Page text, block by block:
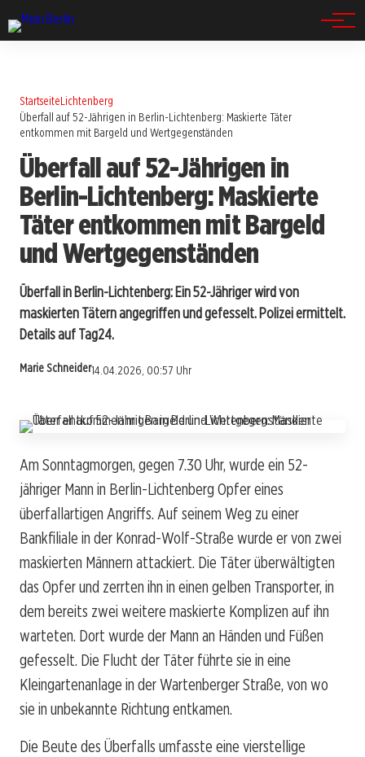
StartseiteLichtenberg
Überfall auf 52-Jährigen in Berlin-Lichtenberg: Maskierte Täter
entkommen mit Bargeld und Wertgegenständen
Überfall auf 52-Jährigen in
Berlin-Lichtenberg: Maskierte
Täter entkommen mit Bargeld
und Wertgegenständen
Überfall in Berlin-Lichtenberg: Ein 52-Jähriger wird von
maskierten Tätern angegriffen und gefesselt. Polizei ermittelt.
Details auf Tag24.
Marie Schneider14.04.2026, 00:57 Uhr
Am Sonntagmorgen, gegen 7.30 Uhr, wurde ein 52-
jähriger Mann in Berlin-Lichtenberg Opfer eines
überfallartigen Angriffs. Auf seinem Weg zu einer
Bankfiliale in der Konrad-Wolf-Straße wurde er von zwei
maskierten Männern attackiert. Die Täter überwältigten
das Opfer und zerrten ihn in einen gelben Transporter, in
dem bereits zwei weitere maskierte Komplizen auf ihn
warteten. Dort wurde der Mann an Händen und Füßen
gefesselt. Die Flucht der Täter führte sie in eine
Kleingartenanlage in der Wartenberger Straße, von wo
sie in unbekannte Richtung entkamen.
Die Beute des Überfalls umfasste eine vierstellige